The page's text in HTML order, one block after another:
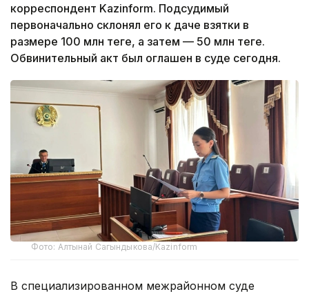
корреспондент Kazinform. Подсудимый
первоначально склонял его к даче взятки в
размере 100 млн теңге, а затем — 50 млн теңге.
Обвинительный акт был оглашен в суде сегодня.
Фото: Алтынай Сагындыкова/Kazinform
В специализированном межрайонном суде